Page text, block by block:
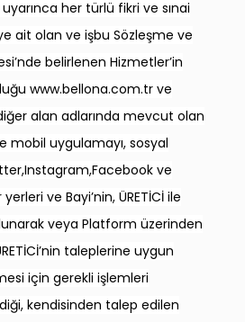
her türlü fikri ve sınai
ait olan ve işbu Sözleşme ve
belirlenen Hizmetler’in
www.bellona.com.tr ve
alan adlarında mevcut olan
mobil uygulamayı, sosyal
ve
ve Bayi’nin, ÜRETİCİ ile
veya Platform üzerinden
taleplerine uygun
için gerekli işlemleri
kendisinden talep edilen